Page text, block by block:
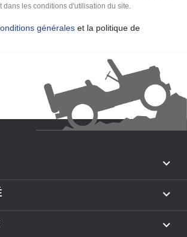
dans les conditions d'utilisation du site.
générales et la politique de


